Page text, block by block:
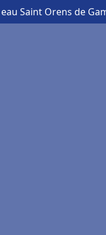
Saint Orens de